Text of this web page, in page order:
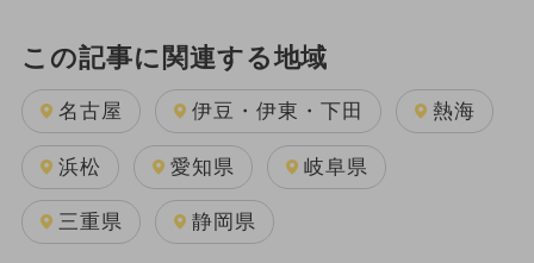
この記事に関連する地域
名古屋 伊豆・伊東・下田 熱海
浜松 愛知県 岐阜県
三重県 静岡県